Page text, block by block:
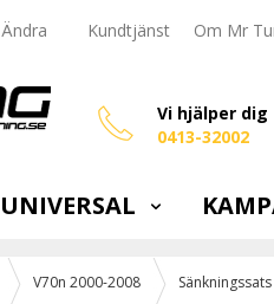
Ändra Kundtjänst Om Mr
Vi hjälper dig
0413-32002
UNIVERSAL
V70n 2000-2008 Sänkningssats